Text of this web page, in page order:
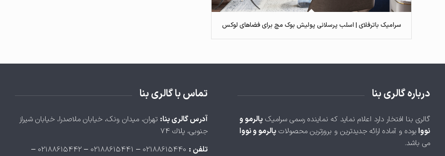
سرامیک باترفلای | اسلب پرسلانی پولیش بوک مچ برای فضاهای لوکس
درباره گالری بنا
گالری بنا افتخار دارد اعلام نماید که نماینده رسمی سرامیک پالرمو و
نووابوده و آماده ارائه جدیدترین و بروزترین محصولات پالرمو و نووا
می باشد.
تماس با گالری بنا
آدرس گالری بنا: تهران، ميدان ونک، خيابان ملاصدرا، خيابان شيراز
جنوبی، پلاك ۷۴
تلفن :
۰۲۱۸۸۶۱۵۴۴۰ – ۰۲۱۸۸۶۱۵۴۴۱ – ۰۲۱۸۸۶۱۵۴۴۲ –